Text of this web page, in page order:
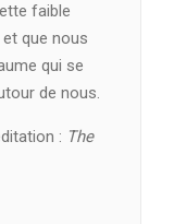
faible
que nous
qui se
de nous.
: The